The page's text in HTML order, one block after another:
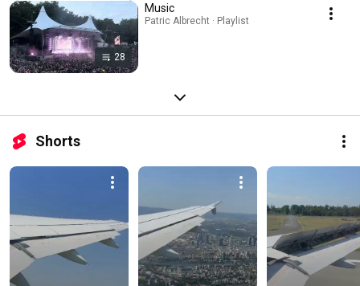
28
Music
Patric Albrecht · Playlist
Shorts